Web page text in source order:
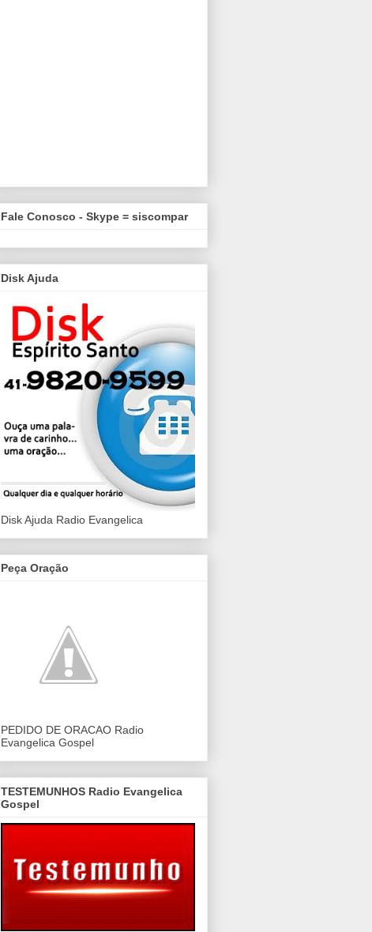
Fale Conosco - Skype = siscompar
Disk Ajuda
Disk Ajuda Radio Evangelica
Peça Oração
PEDIDO DE ORACAO Radio
Evangelica Gospel
TESTEMUNHOS Radio Evangelica
Gospel